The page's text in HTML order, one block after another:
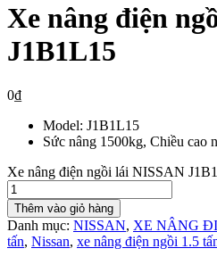
Xe nâng điện
J1B1L15
0₫
Model: J1B1L15
Sức nâng 1500kg, Chiều cao
Xe nâng điện ngồi lái NISSAN
Thêm vào giỏ hàng
Danh mục: NISSAN, XE NÂNG
tấn, Nissan, xe nâng điện ngồi 1.5